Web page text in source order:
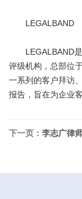
LEGALBAND
LEGALBAND是
评级机构，总部位
一系列的客户拜访
报告，旨在为企业
下一页： 李志广律师荣